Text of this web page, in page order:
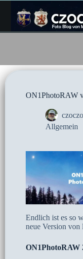
Inhalt
springen
ON1PhotoRAW
czoczo
Allgemein
Endlich ist es so
neue Version
ON1PhotoRAW